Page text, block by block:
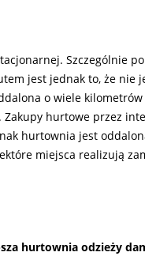
Szczególnie
jest jednak to, że nie
o wiele
hurtowe przez
hurtownia jest
miejsca realizują
hurtownia odzieży